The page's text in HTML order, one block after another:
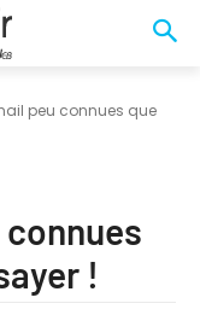
peu connues que
!